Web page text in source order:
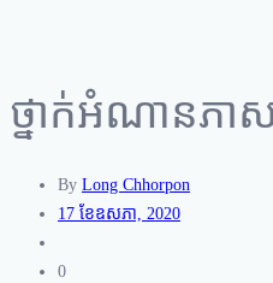
ថ្នាក់អំណានភា
By Long Chhorpon
17 ខែ​ឧសភា, 2020
0